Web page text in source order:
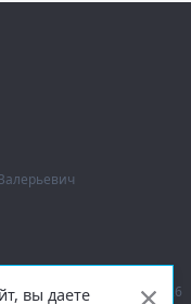
Регион 29», © 2016–2026
вы даете